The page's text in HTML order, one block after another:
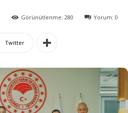
Yorum: 0
Görünütlenme: 280
Twitter